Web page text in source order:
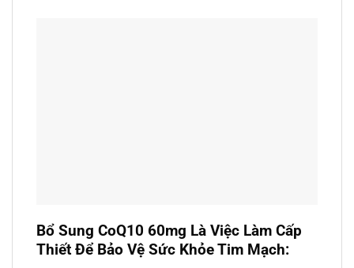
Bổ Sung CoQ10 60mg Là Việc Làm Cấp
Thiết Để Bảo Vệ Sức Khỏe Tim Mạch: